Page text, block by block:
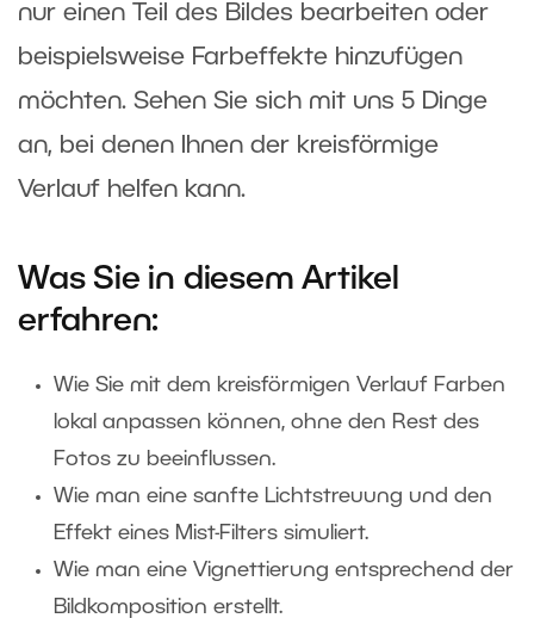
nur einen Teil des Bildes bearbeiten oder
beispielsweise Farbeffekte hinzufügen
möchten. Sehen Sie sich mit uns 5 Dinge
an, bei denen Ihnen der kreisförmige
Verlauf helfen kann.
Was Sie in diesem Artikel
erfahren:
Wie Sie mit dem kreisförmigen Verlauf Farben
lokal anpassen können, ohne den Rest des
Fotos zu beeinflussen.
Wie man eine sanfte Lichtstreuung und den
Effekt eines Mist-Filters simuliert.
Wie man eine Vignettierung entsprechend der
Bildkomposition erstellt.